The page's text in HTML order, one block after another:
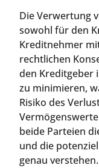
Die Verwertung
sowohl für den
Kreditnehmer
rechtlichen
den Kreditgeber
zu minimieren,
Risiko des
beide Parteien
und die
genau verstehen.